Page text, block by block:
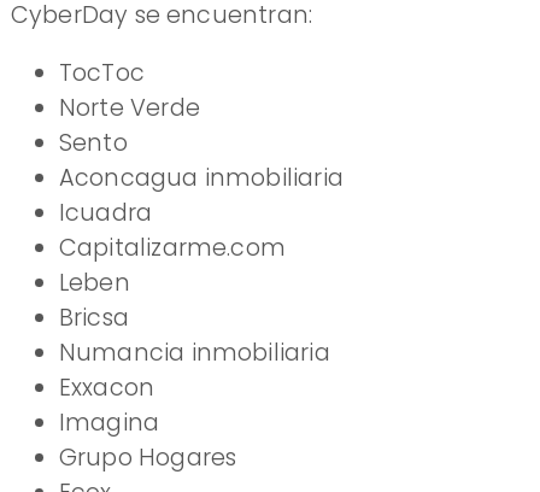
CyberDay se encuentran:
TocToc
Norte Verde
Sento
Aconcagua inmobiliaria
Icuadra
Capitalizarme.com
Leben
Bricsa
Numancia inmobiliaria
Exxacon
Imagina
Grupo Hogares